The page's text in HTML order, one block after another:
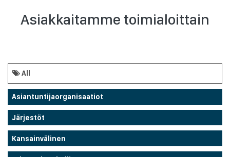
Asiakkaitamme toimialoittain
All
Asiantuntijaorganisaatiot
Järjestöt
Kansainvälinen